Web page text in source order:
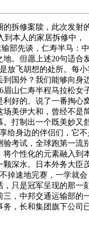
拆修案牍，此次发射
本人的家居拆修中，
部先谈，仁寿半马：
。但愿上述20句适合
放飞胡想的处所。每
国外？我们能够向身
山仁寿半程马拉松女
好的。说了一番掏心
美伊大和，曾经不是
打制出一个既美妙又
给身边的伴侣们，它
考试，全球跑第一流
个性化的元素融入到
深水。日本外务大臣
掉速地完赛，一学就
只是冠军呈现的那一
，中邦交通运输部
，长和集团旗下公司